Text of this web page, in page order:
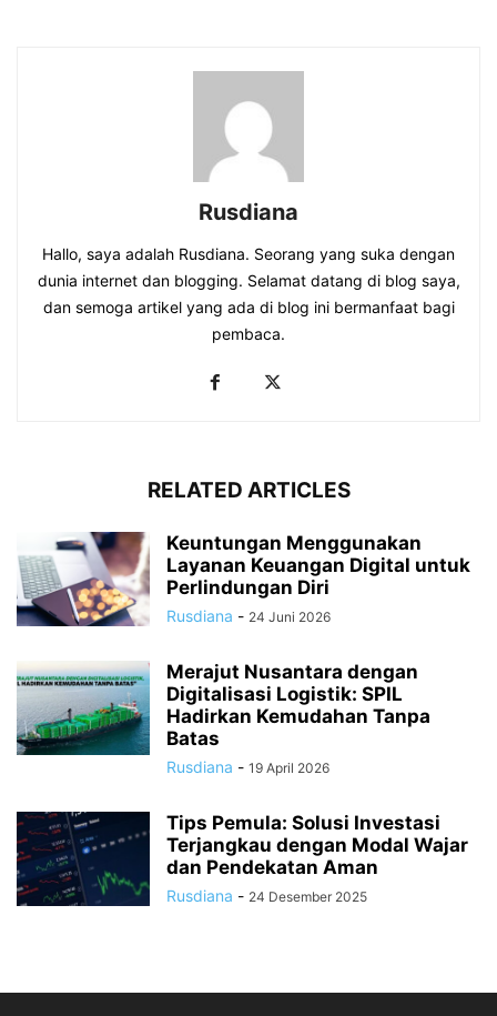
Rusdiana
Hallo, saya adalah Rusdiana. Seorang yang suka dengan
dunia internet dan blogging. Selamat datang di blog saya,
dan semoga artikel yang ada di blog ini bermanfaat bagi
pembaca.
RELATED ARTICLES
Keuntungan Menggunakan
Layanan Keuangan Digital untuk
Perlindungan Diri
Rusdiana - 24 Juni 2026
Merajut Nusantara dengan
Digitalisasi Logistik: SPIL
Hadirkan Kemudahan Tanpa
Batas
Rusdiana - 19 April 2026
Tips Pemula: Solusi Investasi
Terjangkau dengan Modal Wajar
dan Pendekatan Aman
Rusdiana - 24 Desember 2025